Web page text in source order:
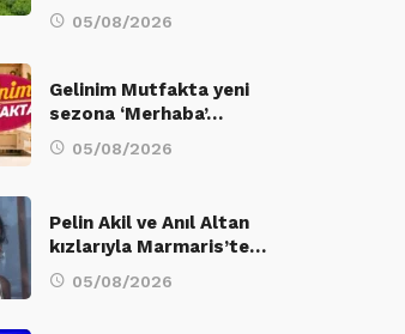
05/08/2026
Gelinim Mutfakta yeni
sezona ‘Merhaba’…
05/08/2026
Pelin Akil ve Anıl Altan
kızlarıyla Marmaris’te…
05/08/2026